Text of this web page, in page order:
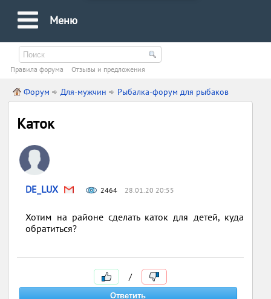
Меню
Правила форума Oтзывы и предложения
Форум Для-мужчин Рыбалка-форум для рыбаков
Каток
DE_LUX 2464 28.01.20 20:55
Хотим на районе сделать каток для детей, куда
обратиться?
/